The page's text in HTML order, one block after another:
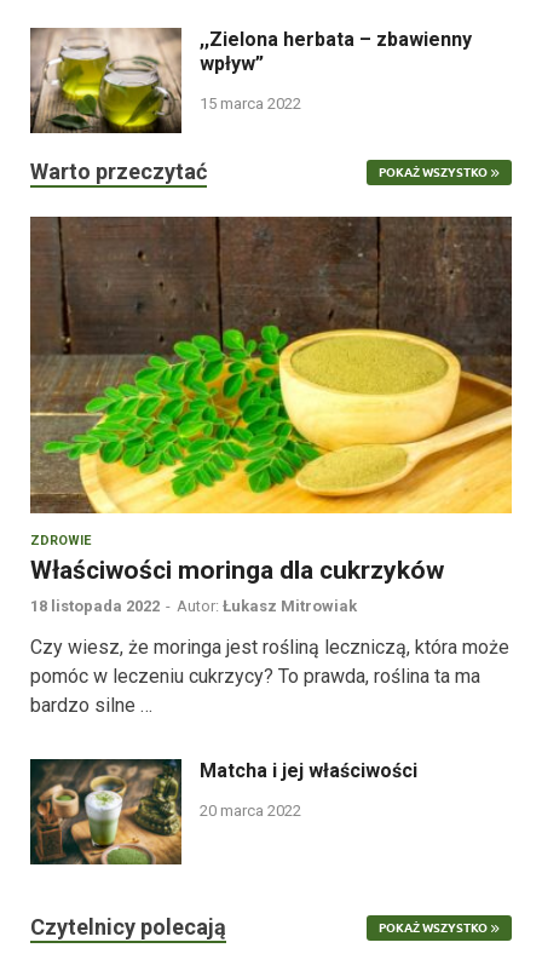
,,Zielona herbata – zbawienny
wpływ”
15 marca 2022
Warto przeczytać POKAŻ WSZYSTKO
ZDROWIE
Właściwości moringa dla cukrzyków
18 listopada 2022 - Autor: Łukasz Mitrowiak
Czy wiesz, że moringa jest rośliną leczniczą, która może
pomóc w leczeniu cukrzycy? To prawda, roślina ta ma
bardzo silne …
Matcha i jej właściwości
20 marca 2022
Czytelnicy polecają POKAŻ WSZYSTKO